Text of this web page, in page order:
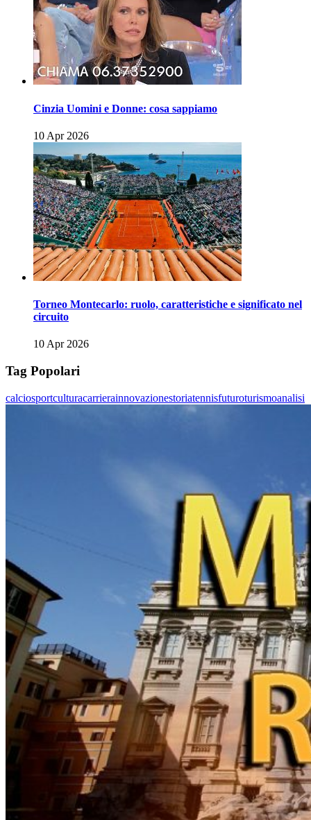
Cinzia Uomini e Donne: cosa sappiamo
10 Apr 2026
Torneo Montecarlo: ruolo, caratteristiche e significato nel
circuito
10 Apr 2026
Tag Popolari
calciosportculturacarrierainnovazionestoriatennisfuturoturismoanalisi